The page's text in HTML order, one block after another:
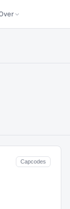
Capcodes